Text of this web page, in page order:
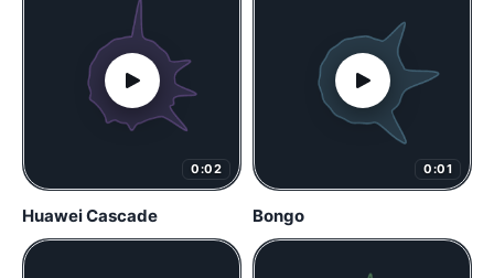
0:02
Huawei Cascade
0:01
Bongo